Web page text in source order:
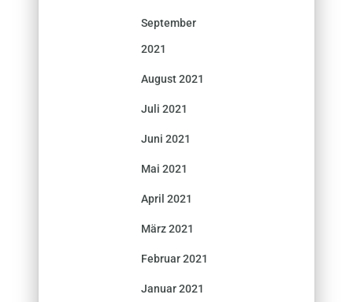
September
2021
August 2021
Juli 2021
Juni 2021
Mai 2021
April 2021
März 2021
Februar 2021
Januar 2021